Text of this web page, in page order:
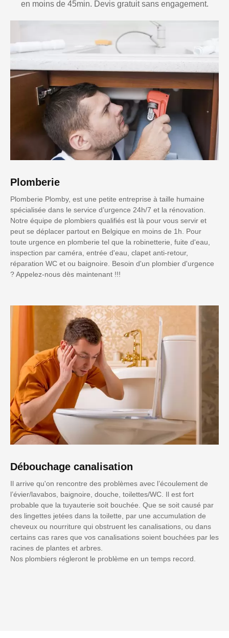
en moins de 45min. Devis gratuit sans engagement.
Plomberie
Plomberie Plomby, est une petite entreprise à taille humaine
spécialisée dans le service d’urgence 24h/7 et la rénovation.
Notre équipe de plombiers qualifiés est là pour vous servir et
peut se déplacer partout en Belgique en moins de 1h. Pour
toute urgence en plomberie tel que la robinetterie, fuite d'eau,
inspection par caméra, entrée d'eau, clapet anti-retour,
réparation WC et ou baignoire. Besoin d'un plombier d'urgence
? Appelez-nous dès maintenant !!!
Débouchage canalisation
Il arrive qu'on rencontre des problèmes avec l’écoulement de
l’évier/lavabos, baignoire, douche, toilettes/WC. Il est fort
probable que la tuyauterie soit bouchée. Que se soit causé par
des lingettes jetées dans la toilette, par une accumulation de
cheveux ou nourriture qui obstruent les canalisations, ou dans
certains cas rares que vos canalisations soient bouchées par les
racines de plantes et arbres.
Nos plombiers régleront le problème en un temps record.